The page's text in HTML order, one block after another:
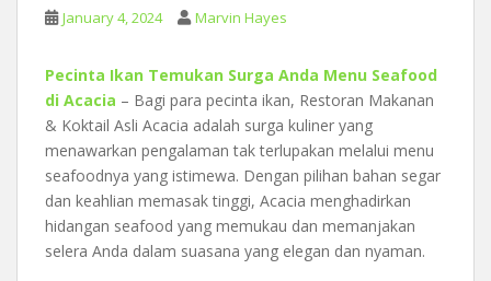
January 4, 2024 Marvin Hayes
Pecinta Ikan Temukan Surga Anda Menu Seafood
di Acacia – Bagi para pecinta ikan, Restoran Makanan
& Koktail Asli Acacia adalah surga kuliner yang
menawarkan pengalaman tak terlupakan melalui menu
seafoodnya yang istimewa. Dengan pilihan bahan segar
dan keahlian memasak tinggi, Acacia menghadirkan
hidangan seafood yang memukau dan memanjakan
selera Anda dalam suasana yang elegan dan nyaman.